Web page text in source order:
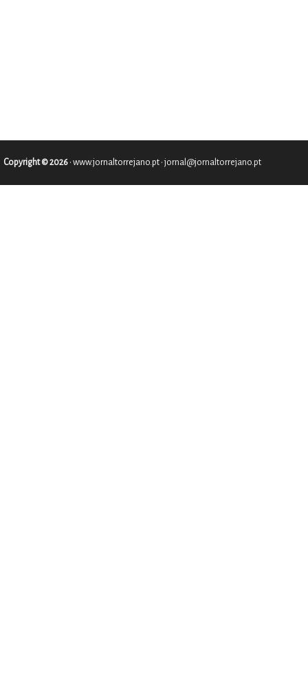
Copyright © 2026 • www.jornaltorrejano.pt • jornal@jornaltorrejano.pt